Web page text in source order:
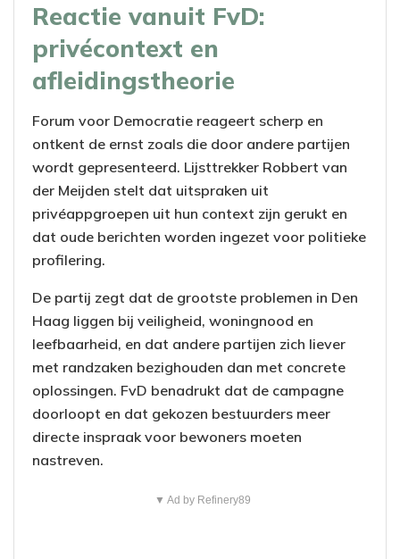
Reactie vanuit FvD:
privécontext en
afleidingstheorie
Forum voor Democratie reageert scherp en
ontkent de ernst zoals die door andere partijen
wordt gepresenteerd. Lijsttrekker Robbert van
der Meijden stelt dat uitspraken uit
privéappgroepen uit hun context zijn gerukt en
dat oude berichten worden ingezet voor politieke
profilering.
De partij zegt dat de grootste problemen in Den
Haag liggen bij veiligheid, woningnood en
leefbaarheid, en dat andere partijen zich liever
met randzaken bezighouden dan met concrete
oplossingen. FvD benadrukt dat de campagne
doorloopt en dat gekozen bestuurders meer
directe inspraak voor bewoners moeten
nastreven.
▼ Ad by Refinery89